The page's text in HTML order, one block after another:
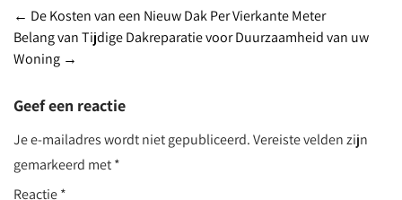
Post
navigation
← De Kosten van een Nieuw Dak Per Vierkante Meter
Belang van Tijdige Dakreparatie voor Duurzaamheid van uw
Woning →
Geef een reactie
Je e-mailadres wordt niet gepubliceerd.Vereiste velden zijn
gemarkeerd met*
Reactie*